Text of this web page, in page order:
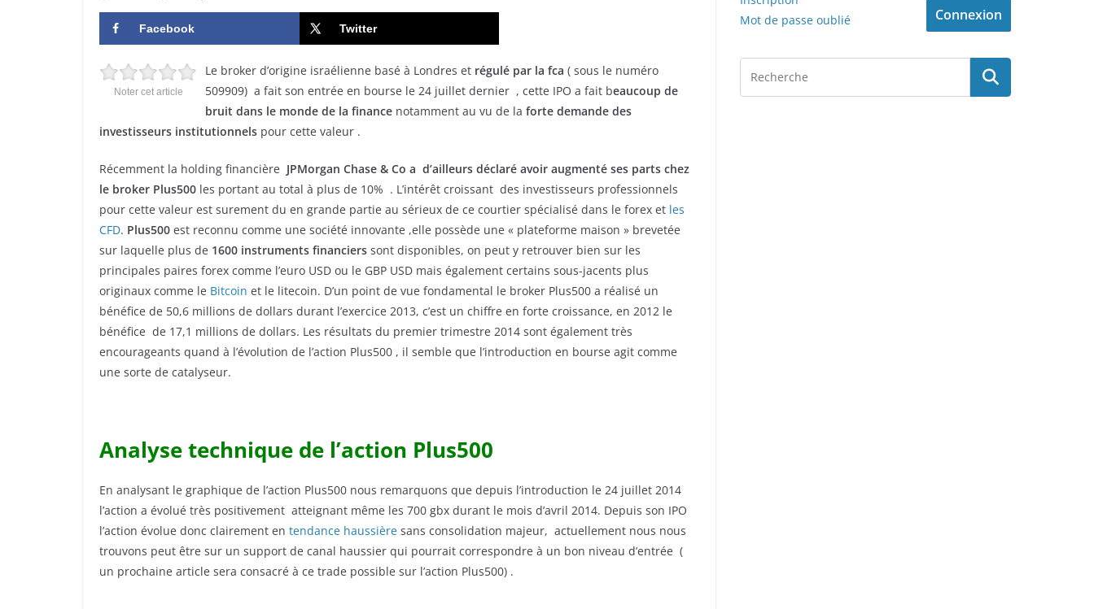
Facebook Twitter
Noter cet article
Le broker d’origine israélienne basé à Londres et régulé par la fca ( sous le numéro
509909) a fait son entrée en bourse le 24 juillet dernier , cette IPO a fait beaucoup de
bruit dans le monde de la finance notamment au vu de la forte demande des
investisseurs institutionnels pour cette valeur .
Récemment la holding financière JPMorgan Chase & Co a d’ailleurs déclaré avoir augmenté ses parts chez
le broker Plus500 les portant au total à plus de 10% . L’intérêt croissant des investisseurs professionnels
pour cette valeur est surement du en grande partie au sérieux de ce courtier spécialisé dans le forex et les
CFD. Plus500 est reconnu comme une société innovante ,elle possède une « plateforme maison » brevetée
sur laquelle plus de 1600 instruments financiers sont disponibles, on peut y retrouver bien sur les
principales paires forex comme l’euro USD ou le GBP USD mais également certains sous-jacents plus
originaux comme le Bitcoin et le litecoin. D’un point de vue fondamental le broker Plus500 a réalisé un
bénéfice de 50,6 millions de dollars durant l’exercice 2013, c’est un chiffre en forte croissance, en 2012 le
bénéfice de 17,1 millions de dollars. Les résultats du premier trimestre 2014 sont également très
encourageants quand à l’évolution de l’action Plus500 , il semble que l’introduction en bourse agit comme
une sorte de catalyseur.
Analyse technique de l’action Plus500
En analysant le graphique de l’action Plus500 nous remarquons que depuis l’introduction le 24 juillet 2014
l’action a évolué très positivement atteignant même les 700 gbx durant le mois d’avril 2014. Depuis son IPO
l’action évolue donc clairement en tendance haussière sans consolidation majeur, actuellement nous nous
trouvons peut être sur un support de canal haussier qui pourrait correspondre à un bon niveau d’entrée (
un prochaine article sera consacré à ce trade possible sur l’action Plus500) .
Connexion
Mot de passe oublié